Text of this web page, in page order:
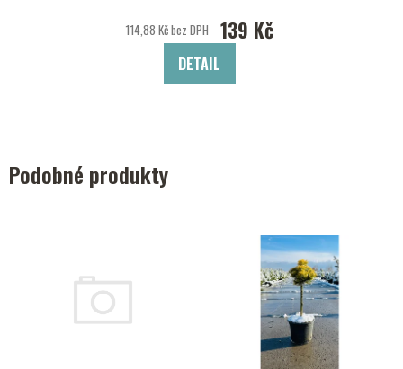
114,88 Kč bez DPH 139 Kč
DETAIL
Podobné produkty